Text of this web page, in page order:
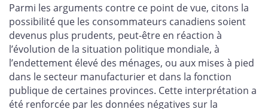
Parmi les arguments contre ce point de vue, citons la
possibilité que les consommateurs canadiens soient
devenus plus prudents, peut-être en réaction à
l’évolution de la situation politique mondiale, à
l’endettement élevé des ménages, ou aux mises à pied
dans le secteur manufacturier et dans la fonction
publique de certaines provinces. Cette interprétation a
été renforcée par les données négatives sur la